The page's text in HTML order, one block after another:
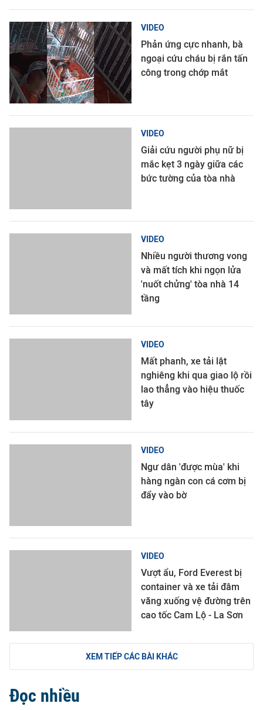
VIDEO
Phản ứng cực nhanh, bà
ngoại cứu cháu bị rắn tấn
công trong chớp mắt
VIDEO
Giải cứu người phụ nữ bị
mắc kẹt 3 ngày giữa các
bức tường của tòa nhà
VIDEO
Nhiều người thương vong
và mất tích khi ngọn lửa
'nuốt chửng' tòa nhà 14
tầng
VIDEO
Mất phanh, xe tải lật
nghiêng khi qua giao lộ rồi
lao thẳng vào hiệu thuốc
tây
VIDEO
Ngư dân 'được mùa' khi
hàng ngàn con cá cơm bị
đẩy vào bờ
VIDEO
Vượt ẩu, Ford Everest bị
container và xe tải đâm
văng xuống vệ đường trên
cao tốc Cam Lộ - La Sơn
XEM TIẾP CÁC BÀI KHÁC
Đọc nhiều